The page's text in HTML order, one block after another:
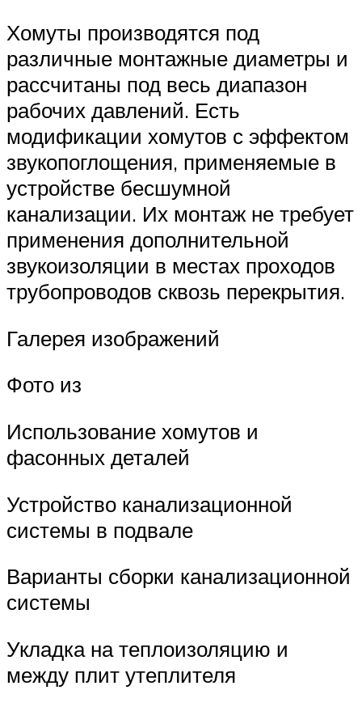
Хомуты производятся под
различные монтажные диаметры и
рассчитаны под весь диапазон
рабочих давлений. Есть
модификации хомутов с эффектом
звукопоглощения, применяемые в
устройстве бесшумной
канализации. Их монтаж не требует
применения дополнительной
звукоизоляции в местах проходов
трубопроводов сквозь перекрытия.
Галерея изображений
Фото из
Использование хомутов и
фасонных деталей
Устройство канализационной
системы в подвале
Варианты сборки канализационной
системы
Укладка на теплоизоляцию и
между плит утеплителя